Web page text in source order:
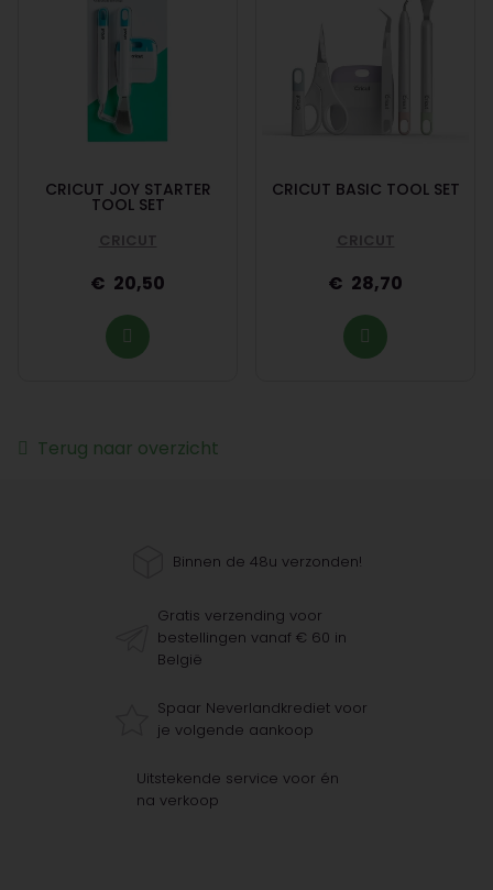
CRICUT JOY STARTER
TOOL SET
CRICUT
20,50
CRICUT BASIC TOOL SET
CRICUT
28,70
Terug naar overzicht
Binnen de 48u verzonden!
Gratis verzending voor
bestellingen vanaf € 60 in
België
Spaar Neverlandkrediet voor
je volgende aankoop
Uitstekende service voor én
na verkoop